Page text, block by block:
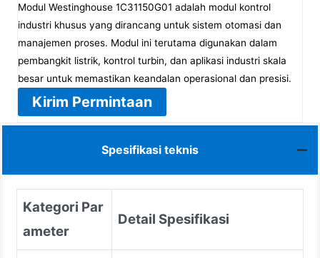
Modul Westinghouse 1C31150G01 adalah modul kontrol
industri khusus yang dirancang untuk sistem otomasi dan
manajemen proses. Modul ini terutama digunakan dalam
pembangkit listrik, kontrol turbin, dan aplikasi industri skala
besar untuk memastikan keandalan operasional dan presisi.
Kirim Permintaan
Spesifikasi teknis
Kategori Par
ameter
Detail Spesifikasi